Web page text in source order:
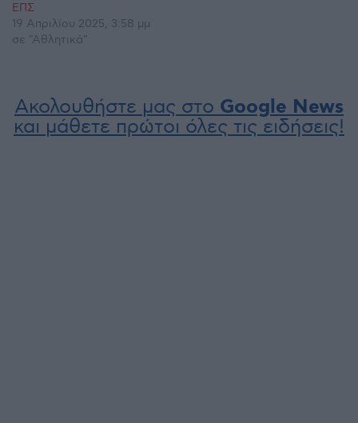
ΕΠΣ
19 Απριλίου 2025, 3:58 μμ
σε "Αθλητικά"
Ακολουθήστε μας στο Google News
και μάθετε πρώτοι όλες τις ειδήσεις!